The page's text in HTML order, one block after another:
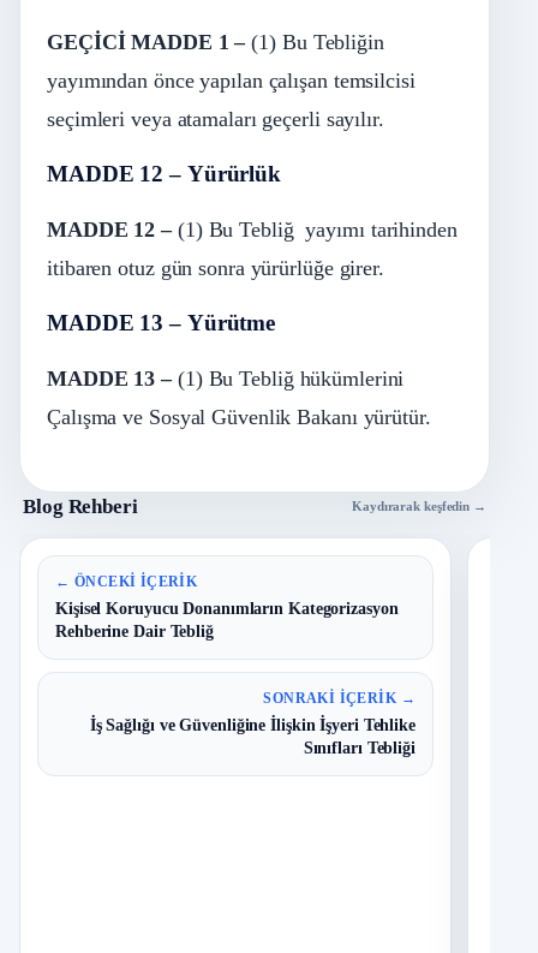
GEÇİCİ MADDE 1 –(1) Bu Tebliğin
yayımından önce yapılan çalışan temsilcisi
seçimleri veya atamaları geçerli sayılır.
MADDE 12 – Yürürlük
MADDE 12 –(1) BuTebliğ yayımıtarihinden
itibaren otuz gün sonra yürürlüğe girer.
MADDE 13 – Yürütme
MADDE 13 –(1) Bu Tebliğ hükümlerini
Çalışma ve Sosyal Güvenlik Bakanı yürütür.
Blog Rehberi Kaydırarak keşfedin →
← ÖNCEKI İÇERIK
Kişisel Koruyucu Donanımların Kategorizasyon
Rehberine Dair Tebliğ
SONRAKI İÇERIK →
İş Sağlığı ve Güvenliğine İlişkin İşyeri Tehlike
Sınıfları Tebliği